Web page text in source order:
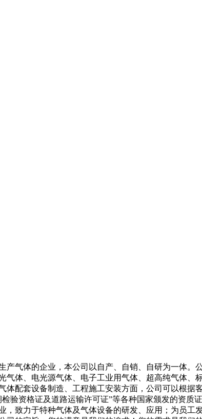
产气体的企业，本公司以自产、自销、自研为一体
气体、电光源气体、电子工业用气体、超高纯气体
体配套设备制造、工程施工安装方面，公司可以根
验资格证及道路运输许可证”等各种国家颁发的资质
，致力于特种气体及气体设备的研发、应用；为员